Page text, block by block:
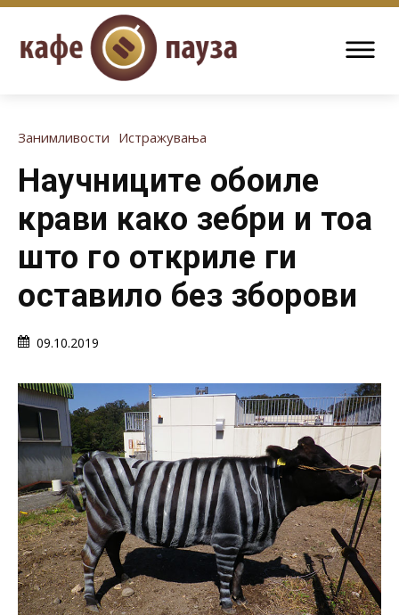
Занимливости Истражувања
Научниците обоиле
крави како зебри и тоа
што го откриле ги
оставило без зборови
09.10.2019